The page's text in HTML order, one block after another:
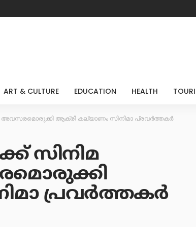
ART & CULTURE EDUCATION HEALTH
അവസരമൊരുക്കി ആക്രി കല്യാണം സിനിമാ പ്രവർത്തകർ
സിനിമ
പ്രവർത്തകർ